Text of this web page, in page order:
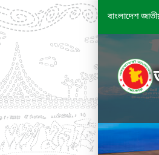
বাংলাদেশ